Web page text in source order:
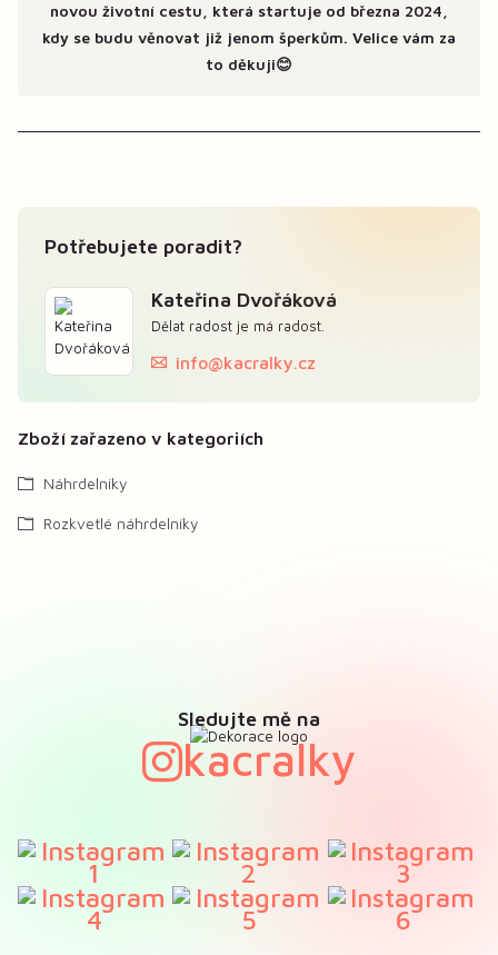
novou životní cestu, která startuje od března 2024,
kdy se budu věnovat již jenom šperkům. Velice vám za
to děkuji😊
Potřebujete poradit?
Kateřina Dvořáková
Dělat radost je má radost.
info@kacralky.cz
Zboží zařazeno v kategoriích
Náhrdelníky
Rozkvetlé náhrdelníky
Sledujte mě na
kacralky